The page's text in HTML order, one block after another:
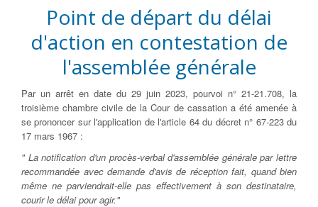
Point de départ du délai
d'action en contestation de
l'assemblée générale
Par un arrêt en date du 29 juin 2023, pourvoi n° 21-21.708, la
troisième chambre civile de la Cour de cassation a été amenée à
se prononcer sur l'application de l'article 64 du décret n° 67-223 du
17 mars 1967 :
" La notification d'un procès-verbal d'assemblée générale par lettre
recommandée avec demande d'avis de réception fait, quand bien
même ne parviendrait-elle pas effectivement à son destinataire,
courir le délai pour agir."